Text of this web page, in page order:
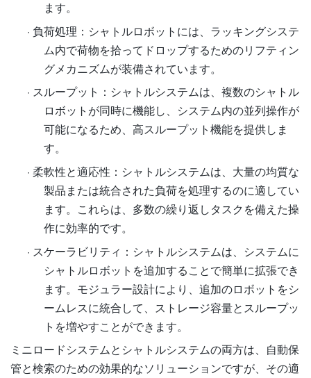
ます。
· 負荷処理：シャトルロボットには、ラッキングシステ
ム内で荷物を拾ってドロップするためのリフティン
グメカニズムが装備されています。
· スループット：シャトルシステムは、複数のシャトル
ロボットが同時に機能し、システム内の並列操作が
可能になるため、高スループット機能を提供しま
す。
· 柔軟性と適応性：シャトルシステムは、大量の均質な
製品または統合された負荷を処理するのに適してい
ます。これらは、多数の繰り返しタスクを備えた操
作に効率的です。
· スケーラビリティ：シャトルシステムは、システムに
シャトルロボットを追加することで簡単に拡張でき
ます。モジュラー設計により、追加のロボットをシ
ームレスに統合して、ストレージ容量とスループッ
トを増やすことができます。
ミニロードシステムとシャトルシステムの両方は、自動保
管と検索のための効果的なソリューションですが、その適